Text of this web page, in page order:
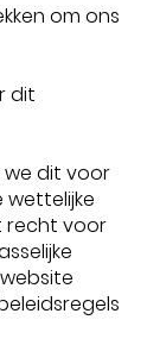
om ons
dit
dit voor
wettelijke
recht voor